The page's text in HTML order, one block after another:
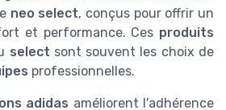
neo select, conçus pour offrir un
et performance. Ces produits
select sont souvent les choix de
professionnelles.
adidas améliorent l'adhérence